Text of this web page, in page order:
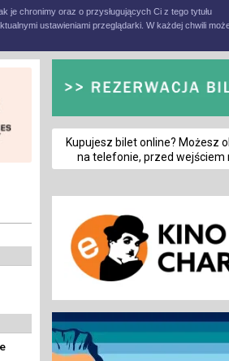
je chronimy oraz o przysługujących Ci z tego tytułu
ustawieniami przeglądarki. W każdej chwili
Kupujesz bilet online? Możesz
na telefonie, przed wejściem